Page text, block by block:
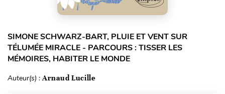
SIMONE SCHWARZ-BART, PLUIE ET VENT SUR
TÉLUMÉE MIRACLE - PARCOURS : TISSER LES
MÉMOIRES, HABITER LE MONDE
Auteur(s) :Arnaud Lucille